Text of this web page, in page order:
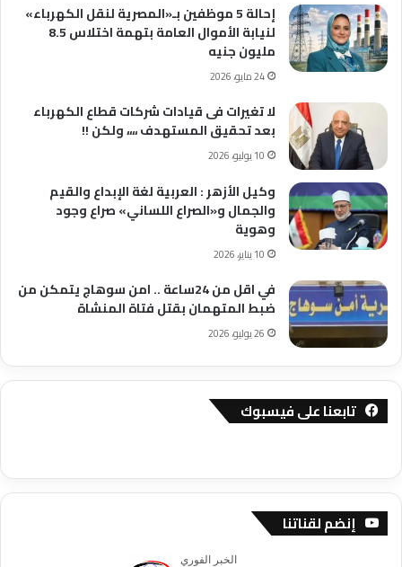
إحالة 5 موظفين بـ«المصرية لنقل الكهرباء»
لنيابة الأموال العامة بتهمة اختلاس 8.5
مليون جنيه
24 مايو، 2026
لا تغيرات فى قيادات شركات قطاع الكهرباء
بعد تحقيق المستهدف ،،،، ولكن !!
10 يوليو، 2026
وكيل الأزهر : العربية لغة الإبداع والقيم
والجمال و«الصراع اللساني» صراع وجود
وهوية
10 يناير، 2026
في اقل من 24ساعة .. امن سوهاج يتمكن من
ضبط المتهمان بقتل فتاة المنشاة
26 يوليو، 2026
تابعنا على فيسبوك
إنضم لقناتنا